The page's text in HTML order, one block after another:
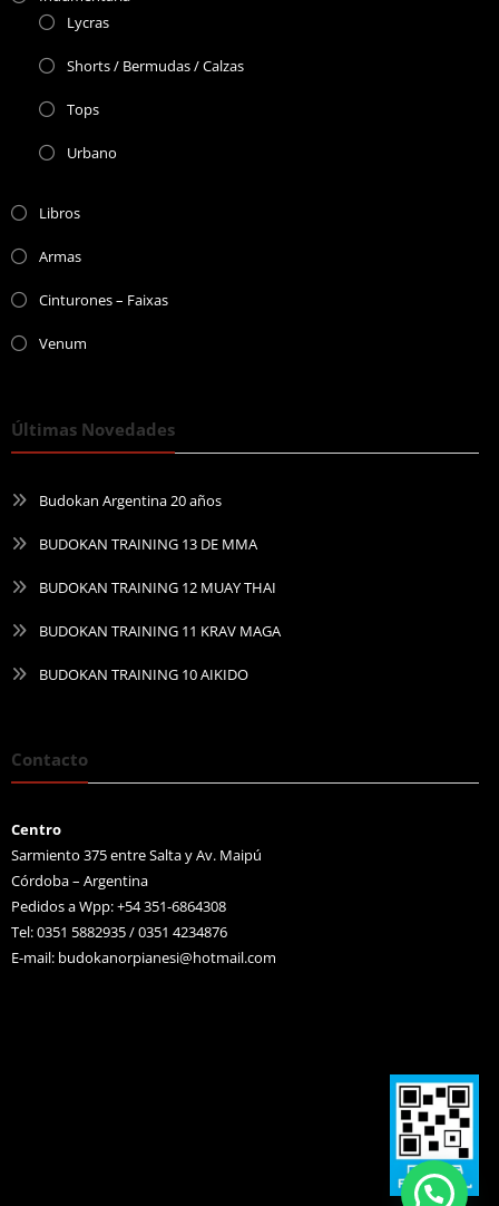
Lycras
Shorts / Bermudas / Calzas
Tops
Urbano
Libros
Armas
Cinturones – Faixas
Venum
Últimas Novedades
Budokan Argentina 20 años
BUDOKAN TRAINING 13 DE MMA
BUDOKAN TRAINING 12 MUAY THAI
BUDOKAN TRAINING 11 KRAV MAGA
BUDOKAN TRAINING 10 AIKIDO
Contacto
Centro
Sarmiento 375 entre Salta y Av. Maipú
Córdoba – Argentina
Pedidos a Wpp: +54 351-6864308
Tel: 0351 5882935 / 0351 4234876
E-mail: budokanorpianesi@hotmail.com